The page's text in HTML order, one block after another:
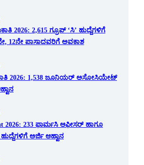
2026: 2,615 ಗ್ರೂಪ್ ‘ಸಿ’ ಹುದ್ದೆಗಳಿಗೆ
12ನೇ ಪಾಸಾದವರಿಗೆ ಅವಕಾಶ
2026: 1,538 ಜೂನಿಯರ್ ಅಸೋಸಿಯೇಟ್
2026: 233 ಫಾರ್ಮಸಿ ಆಫೀಸರ್ ಹಾಗೂ
ಅರ್ಜಿ ಆಹ್ವಾನ